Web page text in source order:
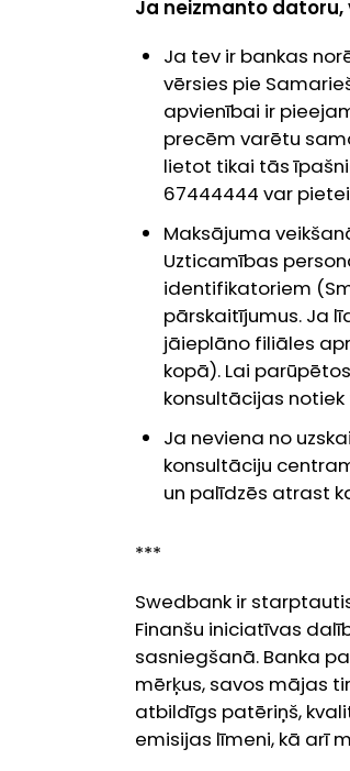
Ja neizmanto
Ja tev ir bankas
vērsies pie
apvienībai ir
precēm varētu
lietot tikai tās
67444444 var
Maksājuma
Uzticamības
identifikatoriem
pārskaitījumus. Ja
jāieplāno filiāles
kopā). Lai
konsultācijas
Ja neviena no
konsultāciju
un palīdzēs atrast
***
Swedbank ir
Finanšu iniciatīvas
sasniegšanā. Banka
mērķus, savos mājas
atbildīgs patēriņš,
emisijas līmeni, kā arī